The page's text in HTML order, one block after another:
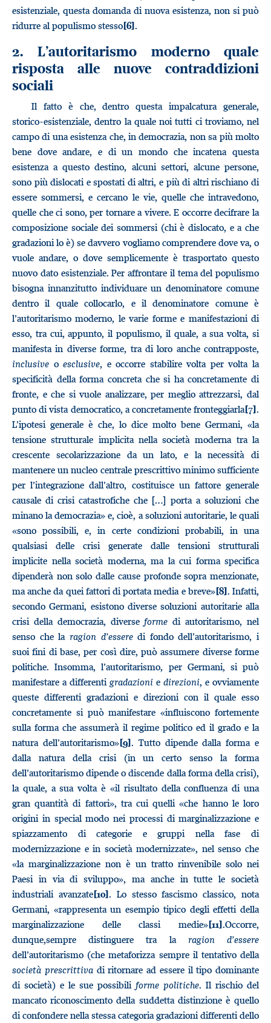
esistenziale, questa domanda di nuova esistenza, non si può
ridurre al populismo stesso[6].
2. L’autoritarismo moderno quale
risposta alle nuove contraddizioni
sociali
Il fatto è che, dentro questa impalcatura generale,
storico-esistenziale, dentro la quale noi tutti ci troviamo, nel
campo di una esistenza che, in democrazia, non sa più molto
bene dove andare, e di un mondo che incatena questa
esistenza a questo destino, alcuni settori, alcune persone,
sono più dislocati e spostati di altri, e più di altri rischiano di
essere sommersi, e cercano le vie, quelle che intravedono,
quelle che ci sono, per tornare a vivere. E occorre decifrare la
composizione sociale dei sommersi (chi è dislocato, e a che
gradazioni lo è) se davvero vogliamo comprendere dove va, o
vuole andare, o dove semplicemente è trasportato questo
nuovo dato esistenziale. Per affrontare il tema del populismo
bisogna innanzitutto individuare un denominatore comune
dentro il quale collocarlo, e il denominatore comune è
l’autoritarismo moderno, le varie forme e manifestazioni di
esso, tra cui, appunto, il populismo, il quale, a sua volta, si
manifesta in diverse forme, tra di loro anche contrapposte,
inclusive oesclusive, e occorre stabilire volta per volta la
specificità della forma concreta che si ha concretamente di
fronte, e che si vuole analizzare, per meglio attrezzarsi, dal
punto di vista democratico, a concretamente fronteggiarla[7].
L’ipotesi generale è che, lo dice molto bene Germani, «la
tensione strutturale implicita nella società moderna tra la
crescente secolarizzazione da un lato, e la necessità di
mantenere un nucleo centrale prescrittivo minimo sufficiente
per l’integrazione dall’altro, costituisce un fattore generale
causale di crisi catastrofiche che […] porta a soluzioni che
minano la democrazia» e, cioè, a soluzioni autoritarie, le quali
«sono possibili, e, in certe condizioni probabili, in una
qualsiasi delle crisi generate dalle tensioni strutturali
implicite nella società moderna, ma la cui forma specifica
dipenderà non solo dalle cause profonde sopra menzionate,
ma anche da quei fattori di portata media e breve»[8]. Infatti,
secondo Germani, esistono diverse soluzioni autoritarie alla
crisi della democrazia, diverseformedi autoritarismo, nel
senso che la ragion d’esseredi fondo dell’autoritarismo, i
suoi fini di base, per così dire, può assumere diverse forme
politiche. Insomma, l’autoritarismo, per Germani, si può
manifestare a differenti gradazioni e direzioni, e ovviamente
queste differenti gradazioni e direzioni con il quale esso
concretamente si può manifestare «influiscono fortemente
sulla forma che assumerà il regime politico ed il grado e la
natura dell’autoritarismo»[9]. Tutto dipende dalla forma e
dalla natura della crisi (in un certo senso la forma
dell’autoritarismo dipende o discende dalla forma della crisi),
la quale, a sua volta è «il risultato della confluenza di una
gran quantità di fattori», tra cui quelli «che hanno le loro
origini in special modo nei processi di marginalizzazione e
spiazzamento di categorie e gruppi nella fase di
modernizzazione e in società modernizzate», nel senso che
«la marginalizzazione non è un tratto rinvenibile solo nei
Paesi in via di sviluppo», ma anche in tutte le società
industriali avanzate[10]. Lo stesso fascismo classico, nota
Germani, «rappresenta un esempio tipico degli effetti della
marginalizzazione delle classi medie»[11].Occorre,
dunque,sempre distinguere tra la ragion d’essere
dell’autoritarismo (che metaforizza sempre il tentativo della
società prescrittivadi ritornare ad essere il tipo dominante
di società) e le sue possibili forme politiche. Il rischio del
mancato riconoscimento della suddetta distinzione è quello
di confondere nella stessa categoria gradazioni differenti dello